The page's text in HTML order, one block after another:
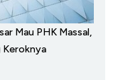
Mau PHK Massal,
Keroknya